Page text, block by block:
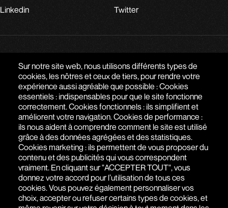
Sur notre site web, nous utilisons différents types de
cookies, les nôtres et ceux de tiers, pour rendre votre
expérience aussi agréable que possible : Cookies
essentiels : indispensables pour que le site fonctionne
correctement. Cookies fonctionnels : ils simplifient et
améliorent votre navigation. Cookies de performance :
ils nous aident à comprendre comment le site est utilisé
grâce à des données agrégées et des statistiques.
Cookies marketing : ils permettent de vous proposer du
contenu et des publicités qui vous correspondent
vraiment. En cliquant sur "ACCEPTER TOUT", vous
donnez votre accord pour l’utilisation de tous ces
cookies. Vous pouvez également personnaliser vos
choix, accepter ou refuser certains types de cookies, et
Linkedin
Twitter
AGENCE WEB À PARIS - SAIGON
51 RUE DE SEINE,75006 PARIS,ÎLE-DE-FRANCE, FRANCE
+(33) 1 76 77 27 61